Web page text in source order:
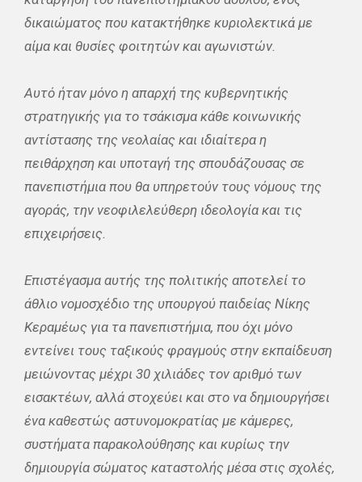
δικαιώματος που κατακτήθηκε κυριολεκτικά με
αίμα και θυσίες φοιτητών και αγωνιστών.
Αυτό ήταν μόνο η απαρχή της κυβερνητικής
στρατηγικής για το τσάκισμα κάθε κοινωνικής
αντίστασης της νεολαίας και ιδιαίτερα η
πειθάρχηση και υποταγή της σπουδάζουσας σε
πανεπιστήμια που θα υπηρετούν τους νόμους της
αγοράς, την νεοφιλελεύθερη ιδεολογία και τις
επιχειρήσεις.
Επιστέγασμα αυτής της πολιτικής αποτελεί το
άθλιο νομοσχέδιο της υπουργού παιδείας Νίκης
Κεραμέως για τα πανεπιστήμια, που όχι μόνο
εντείνει τους ταξικούς φραγμούς στην εκπαίδευση
μειώνοντας μέχρι 30 χιλιάδες τον αριθμό των
εισακτέων, αλλά στοχεύει και στο να δημιουργήσει
ένα καθεστώς αστυνομοκρατίας με κάμερες,
συστήματα παρακολούθησης και κυρίως την
δημιουργία σώματος καταστολής μέσα στις σχολές,